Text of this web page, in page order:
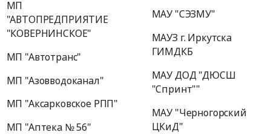
МП
"АВТОПРЕДПРИЯТИЕ
"КОВЕРНИНСКОЕ"
МП "Автотранс"
МП "Азовводоканал"
МП "Аксарковское РПП"
МП "Аптека № 56"
МАУ "СЭЗМУ"
МАУЗ г. Иркутска
ГИМДКБ
МАУ ДОД "ДЮСШ
"Спринт""
МАУ "Черногорский
ЦКиД"